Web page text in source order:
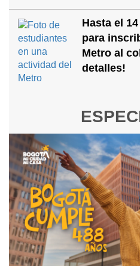
Hasta el
para
Metro al
detalles!